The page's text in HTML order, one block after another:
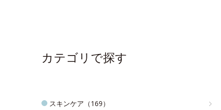
カテゴリで探す
スキンケア（169）